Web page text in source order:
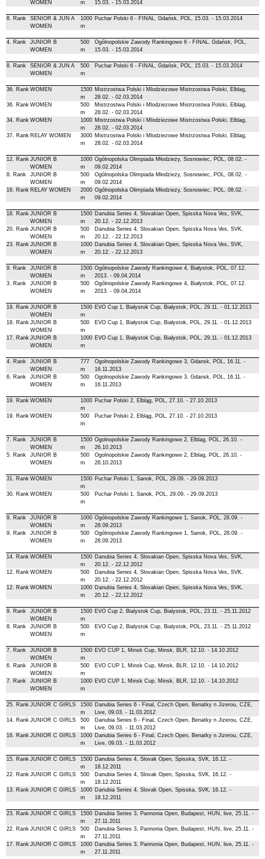
WOMEN m 15.03. - 15.03.2014
8. Rank
SENIOR & JUN A
WOMEN
1000
m
Puchar Polski 6 - FINAŁ, Gdańsk, POL, 15.03. - 15.03.2014
4. Rank
JUNIOR B
WOMEN
500
m
Ogólnopolskie Zawody Rankingowe 6 - FINAŁ, Gdańsk, POL,
15.03. - 15.03.2014
8. Rank
SENIOR & JUN A
WOMEN
500
m
Puchar Polski 6 - FINAŁ, Gdańsk, POL, 15.03. - 15.03.2014
36. Rank WOMEN
1500
m
Mistrzostwa Polski i Mlodziezowe Mistrzostwa Polski, Elblag,
28.02. - 02.03.2014
36. Rank WOMEN
500
m
Mistrzostwa Polski i Mlodziezowe Mistrzostwa Polski, Elblag,
28.02. - 02.03.2014
34. Rank WOMEN
1000
m
Mistrzostwa Polski i Mlodziezowe Mistrzostwa Polski, Elblag,
28.02. - 02.03.2014
37. Rank RELAY WOMEN
3000
m
Mistrzostwa Polski i Mlodziezowe Mistrzostwa Polski, Elblag,
28.02. - 02.03.2014
12. Rank JUNIOR B
WOMEN
1000
m
Ogólnopolska Olimpiada Młodzieży, Sosnowiec, POL, 08.02. -
09.02.2014
8. Rank
JUNIOR B
WOMEN
500
m
Ogólnopolska Olimpiada Młodzieży, Sosnowiec, POL, 08.02. -
09.02.2014
16. Rank RELAY WOMEN
2000
m
Ogólnopolska Olimpiada Młodzieży, Sosnowiec, POL, 08.02. -
09.02.2014
18. Rank JUNIOR B
WOMEN
1500
m
Danubia Series 4, Slovakian Open, Spisska Nova Ves, SVK,
20.12. - 22.12.2013
20. Rank JUNIOR B
WOMEN
500
m
Danubia Series 4, Slovakian Open, Spisska Nova Ves, SVK,
20.12. - 22.12.2013
23. Rank JUNIOR B
WOMEN
1000
m
Danubia Series 4, Slovakian Open, Spisska Nova Ves, SVK,
20.12. - 22.12.2013
9. Rank
JUNIOR B
WOMEN
1500
m
Ogólnopolskie Zawody Rankingowe 4, Białystok, POL, 07.12.
2013. - 09.04.2014
3. Rank
JUNIOR B
WOMEN
500
m
Ogólnopolskie Zawody Rankingowe 4, Białystok, POL, 07.12.
2013. - 09.04.2014
19. Rank JUNIOR B
WOMEN
1500
m
EVO Cup 1, Białystok Cup, Białystok, POL, 29.11. - 01.12.2013
18. Rank JUNIOR B
WOMEN
500
m
EVO Cup 1, Białystok Cup, Białystok, POL, 29.11. - 01.12.2013
17. Rank JUNIOR B
WOMEN
1000
m
EVO Cup 1, Białystok Cup, Białystok, POL, 29.11. - 01.12.2013
4. Rank
JUNIOR B
WOMEN
777
m
Ogolnopolskie Zawody Rankingowe 3, Gdansk, POL, 16.11. -
16.11.2013
6. Rank
JUNIOR B
WOMEN
500
m
Ogolnopolskie Zawody Rankingowe 3, Gdansk, POL, 16.11. -
16.11.2013
19. Rank WOMEN
1000
m
Puchar Polski 2, Elbląg, POL, 27.10. - 27.10.2013
19. Rank WOMEN
500
m
Puchar Polski 2, Elbląg, POL, 27.10. - 27.10.2013
7. Rank
JUNIOR B
WOMEN
1500
m
Ogolnopolskie Zawody Rankingowe 2, Elblag, POL, 26.10. -
26.10.2013
5. Rank
JUNIOR B
WOMEN
500
m
Ogolnopolskie Zawody Rankingowe 2, Elblag, POL, 26.10. -
26.10.2013
31. Rank WOMEN
1500
m
Puchar Polski 1, Sanok, POL, 29.09. - 29.09.2013
30. Rank WOMEN
500
m
Puchar Polski 1, Sanok, POL, 29.09. - 29.09.2013
9. Rank
JUNIOR B
WOMEN
1000
m
Ogólnopolskie Zawody Rankingowe 1, Sanok, POL, 28.09. -
28.09.2013
9. Rank
JUNIOR B
WOMEN
500
m
Ogólnopolskie Zawody Rankingowe 1, Sanok, POL, 28.09. -
28.09.2013
14. Rank WOMEN
1500
m
Danubia Series 4, Slovakian Open, Spisska Nova Ves, SVK,
20.12. - 22.12.2012
12. Rank WOMEN
500
m
Danubia Series 4, Slovakian Open, Spisska Nova Ves, SVK,
20.12. - 22.12.2012
12. Rank WOMEN
1000
m
Danubia Series 4, Slovakian Open, Spisska Nova Ves, SVK,
20.12. - 22.12.2012
9. Rank
JUNIOR B
WOMEN
1500
m
EVO Cup 2, Bialystok Cup, Bialystok, POL, 23.11. - 25.11.2012
8. Rank
JUNIOR B
WOMEN
500
m
EVO Cup 2, Bialystok Cup, Bialystok, POL, 23.11. - 25.11.2012
7. Rank
JUNIOR B
WOMEN
1500
m
EVO CUP 1, Minsk Cup, Minsk, BLR, 12.10. - 14.10.2012
6. Rank
JUNIOR B
WOMEN
500
m
EVO CUP 1, Minsk Cup, Minsk, BLR, 12.10. - 14.10.2012
7. Rank
JUNIOR B
WOMEN
1000
m
EVO CUP 1, Minsk Cup, Minsk, BLR, 12.10. - 14.10.2012
25. Rank JUNIOR C GIRLS
1500
m
Danubia Series 6 - Final, Czech Open, Benatky n Jizerou, CZE,
Live, 09.03. - 11.03.2012
14. Rank JUNIOR C GIRLS
500
m
Danubia Series 6 - Final, Czech Open, Benatky n Jizerou, CZE,
Live, 09.03. - 11.03.2012
16. Rank JUNIOR C GIRLS
1000
m
Danubia Series 6 - Final, Czech Open, Benatky n Jizerou, CZE,
Live, 09.03. - 11.03.2012
15. Rank JUNIOR C GIRLS
1500
m
Danubia Series 4, Slovak Open, Spisska, SVK, 16.12. -
18.12.2011
22. Rank JUNIOR C GIRLS
500
m
Danubia Series 4, Slovak Open, Spisska, SVK, 16.12. -
18.12.2011
13. Rank JUNIOR C GIRLS
1000
m
Danubia Series 4, Slovak Open, Spisska, SVK, 16.12. -
18.12.2011
23. Rank JUNIOR C GIRLS
1500
m
Danubia Series 3, Pannonia Open, Budapest, HUN, live, 25.11. -
27.11.2011
22. Rank JUNIOR C GIRLS
500
m
Danubia Series 3, Pannonia Open, Budapest, HUN, live, 25.11. -
27.11.2011
17. Rank JUNIOR C GIRLS
1000
m
Danubia Series 3, Pannonia Open, Budapest, HUN, live, 25.11. -
27.11.2011